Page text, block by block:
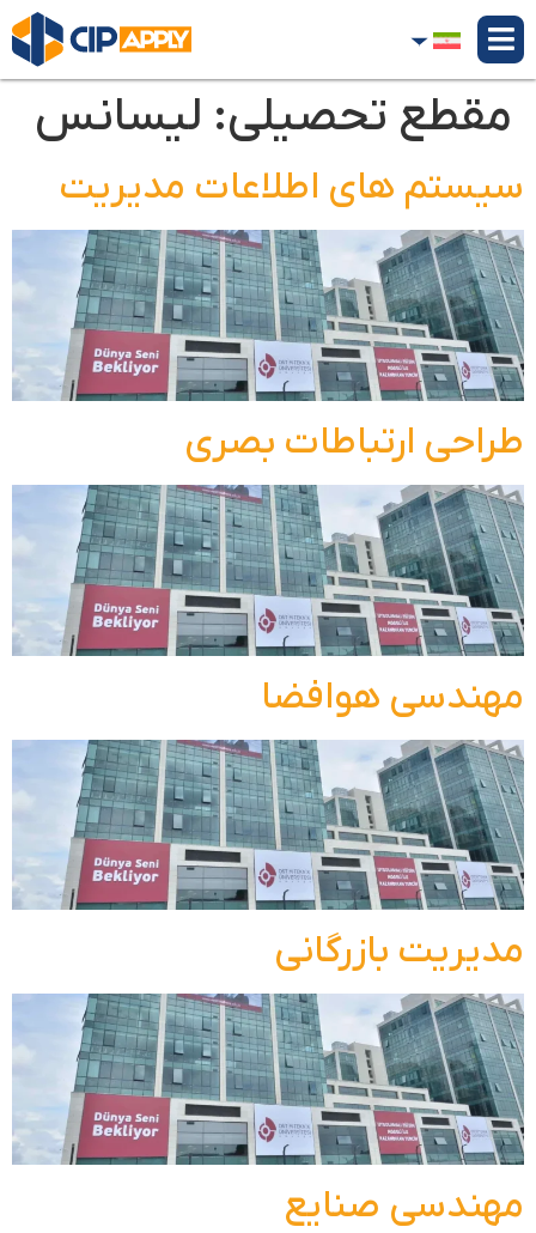
مقطع تحصیلی: لیسانس
سیستم های اطلاعات مدیریت
طراحی ارتباطات بصری
مهندسی هوافضا
مدیریت بازرگانی
مهندسی صنایع